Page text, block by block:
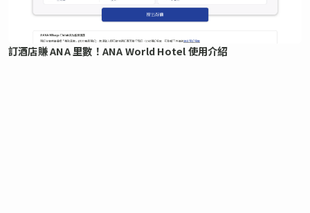
訂酒店賺 ANA 里數！ANA World Hotel 使用介紹